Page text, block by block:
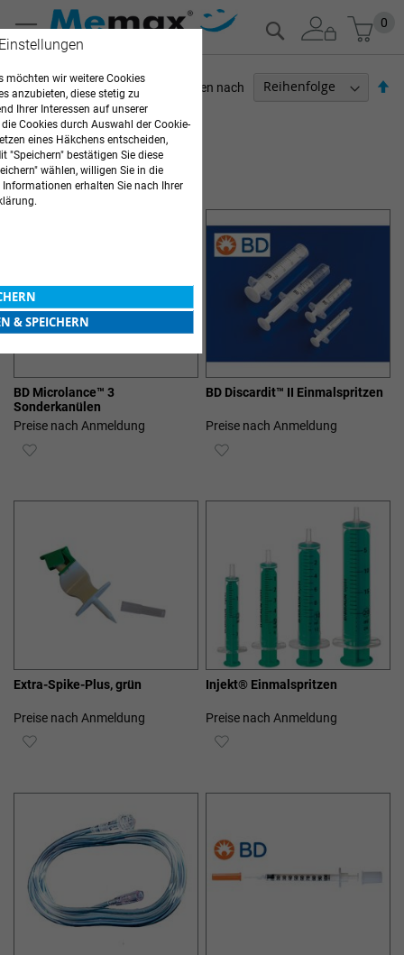
Zum
Inhalt
0
Suche
Artikel1-12von21
Sortieren nach
INJEKTION & INFUSION
BD Microlance™ 3
Sonderkanülen
Preise nach Anmeldung
ZUR
BD Discardit™ II Einmalspritzen
Preise nach Anmeldung
ZUR
Extra-Spike-Plus, grün
Preise nach Anmeldung
ZUR
Injekt® Einmalspritzen
Preise nach Anmeldung
ZUR
PFLEGEBEDARF
möchten wir weitere Cookies
anzubieten, diese stetig zu
Ihrer Interessen auf unserer
Cookies durch Auswahl der Cookie-
eines Häkchens entscheiden,
"Speichern" bestätigen Sie diese
wählen, willigen Sie in die
erhalten Sie nach Ihrer
& SPEICHERN